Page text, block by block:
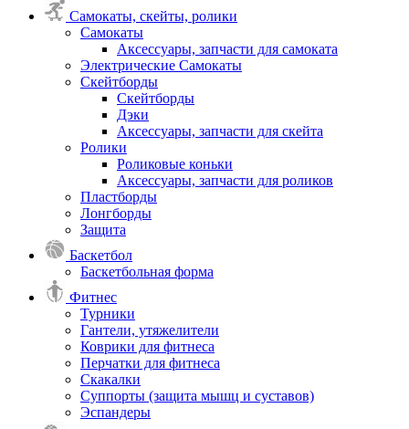
Самокаты, скейты, ролики
Самокаты
Аксессуары, запчасти для самоката
Электрические Самокаты
Скейтборды
Скейтборды
Дэки
Аксессуары, запчасти для скейта
Ролики
Роликовые коньки
Аксессуары, запчасти для роликов
Пластборды
Лонгборды
Защита
Баскетбол
Баскетбольная форма
Фитнес
Турники
Гантели, утяжелители
Коврики для фитнеса
Перчатки для фитнеса
Скакалки
Суппорты (защита мышц и суставов)
Эспандеры